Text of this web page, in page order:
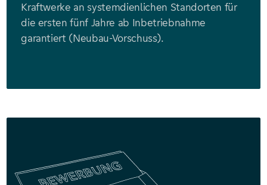
Kraftwerke an systemdienlichen Standorten für
die ersten fünf Jahre ab Inbetriebnahme
garantiert (Neubau-Vorschuss).